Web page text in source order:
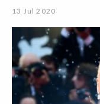
13 Jul 2020